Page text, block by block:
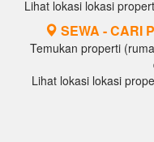
Lihat lokasi lokasi
SEWA - CARI
Temukan properti
Lihat lokasi lokasi